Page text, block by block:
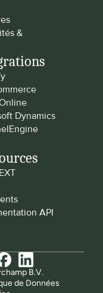
&
Dynamics
API
B.V.
de Données